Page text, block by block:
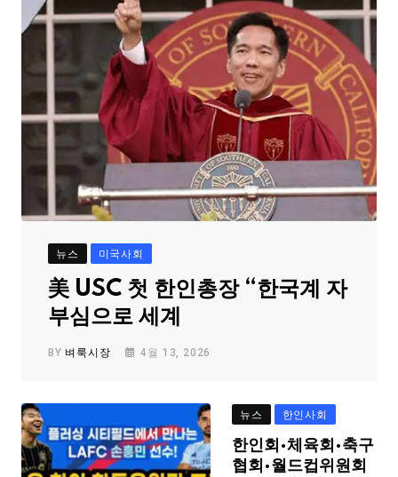
뉴스 미국사회
美 USC 첫 한인총장 “한국계 자
부심으로 세계
BY 벼룩시장 4월 13, 2026
뉴스 한인사회
한인회·체육회·축구
협회·월드컵위원회